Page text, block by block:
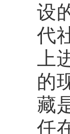
设
代
的
藏
任